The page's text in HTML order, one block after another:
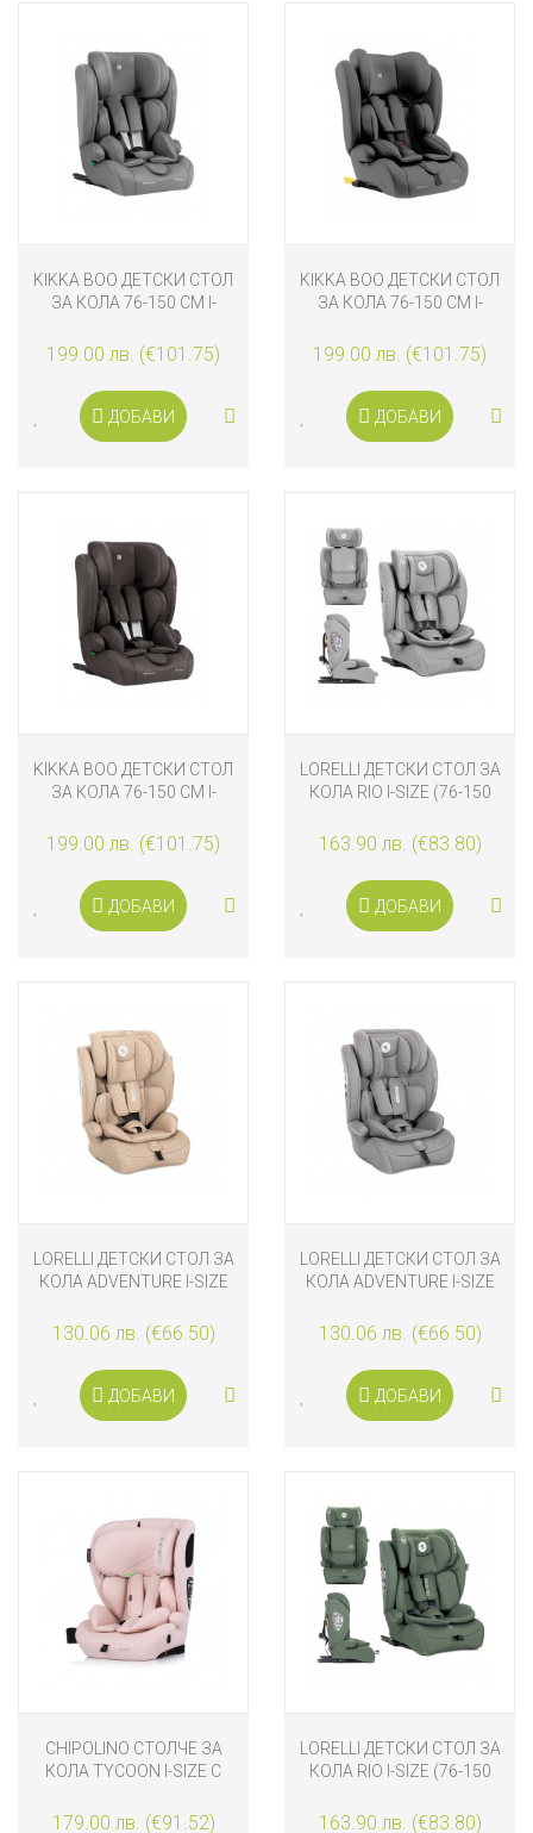
KIKKA BOO ДЕТСКИ СТОЛ
ЗА КОЛА 76-150 СМ I-
199.00 лв. (€101.75)
ДОБАВИ
KIKKA BOO ДЕТСКИ СТОЛ
ЗА КОЛА 76-150 СМ I-
199.00 лв. (€101.75)
ДОБАВИ
KIKKA BOO ДЕТСКИ СТОЛ
ЗА КОЛА 76-150 СМ I-
199.00 лв. (€101.75)
ДОБАВИ
LORELLI ДЕТСКИ СТОЛ ЗА
КОЛА RIO I-SIZE (76-150
163.90 лв. (€83.80)
ДОБАВИ
LORELLI ДЕТСКИ СТОЛ ЗА
КОЛА ADVENTURE I-SIZE
130.06 лв. (€66.50)
ДОБАВИ
LORELLI ДЕТСКИ СТОЛ ЗА
КОЛА ADVENTURE I-SIZE
130.06 лв. (€66.50)
ДОБАВИ
CHIPOLINO СТОЛЧЕ ЗА
КОЛА TYCOON I-SIZE С
РОЗОВО
179.00 лв. (€91.52)
LORELLI ДЕТСКИ СТОЛ ЗА
КОЛА RIO I-SIZE (76-150
163.90 лв. (€83.80)